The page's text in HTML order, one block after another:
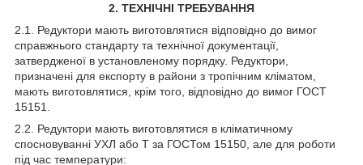
2. ТЕХНІЧНІ ТРЕБУВАННЯ
2.1. Редуктори мають виготовлятися відповідно до вимог
справжнього стандарту та технічної документації,
затвердженої в установленому порядку. Редуктори,
призначені для експорту в райони з тропічним кліматом,
мають виготовлятися, крім того, відповідно до вимог ГОСТ
15151.
2.2. Редуктори мають виготовлятися в кліматичному
спосновуванні УХЛ або Т за ГОСТом 15150, але для роботи
під час температури: